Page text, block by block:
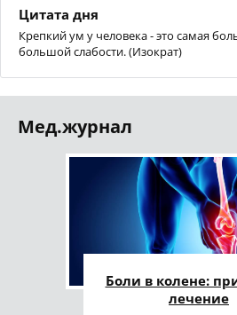
Цитата дня
Крепкий ум у человека - это самая
большой слабости. (Изократ)
Мед.журнал
Боли в колене:
лечение